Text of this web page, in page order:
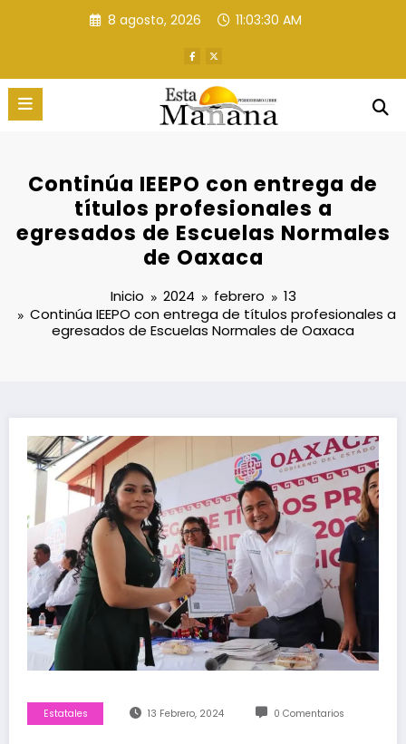
8 agosto, 2026 11:03:30 AM
Continúa IEEPO con entrega de
títulos profesionales a
egresados de Escuelas Normales
de Oaxaca
Inicio 2024 febrero
13
Continúa IEEPO con entrega de títulos profesionales a
egresados de Escuelas Normales de Oaxaca
Estatales 13 Febrero, 2024 0 Comentarios